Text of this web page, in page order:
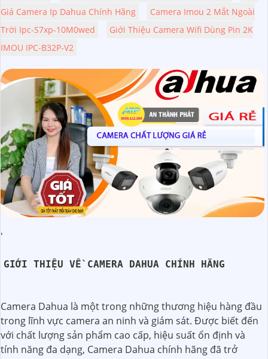
Giá Camera Ip Dahua Chính Hãng
Camera Imou 2 Mắt Ngoài
Trời Ipc-S7xp-10M0wed
Giới Thiệu Camera Wifi Dùng Pin 2K
IMOU IPC-B32P-V2
'
GIỚI THIỆU VỀ CAMERA DAHUA CHÍNH HÃNG
Camera Dahua là một trong những thương hiệu hàng đầu
trong lĩnh vực camera an ninh và giám sát. Được biết đến
với chất lượng sản phẩm cao cấp, hiệu suất ổn định và
tính năng đa dạng, Camera Dahua chính hãng đã trở